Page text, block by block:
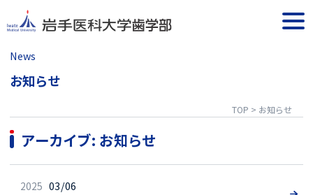
content
News
お知らせ
TOP > お知らせ
アーカイブ: お知らせ
2025 03/06